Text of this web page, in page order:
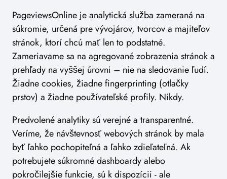
PageviewsOnline je analytická služba zameraná na
súkromie, určená pre vývojárov, tvorcov a majiteľov
stránok, ktorí chcú mať len to podstatné.
Zameriavame sa na agregované zobrazenia stránok a
prehľady na vyššej úrovni – nie na sledovanie ľudí.
Žiadne cookies, žiadne fingerprinting (otlačky
prstov) a žiadne používateľské profily. Nikdy.
Predvolené analytiky sú verejné a transparentné.
Veríme, že návštevnosť webových stránok by mala
byť ľahko pochopiteľná a ľahko zdieľateľná. Ak
potrebujete súkromné dashboardy alebo
pokročilejšie funkcie, sú k dispozícii - ale